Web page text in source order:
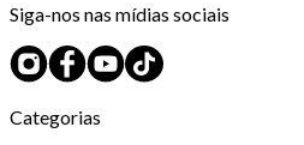
Siga-nos nas mídias sociais
Categorias